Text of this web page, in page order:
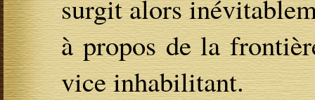
surgit alors
à propos de la
vice inhabilitant.